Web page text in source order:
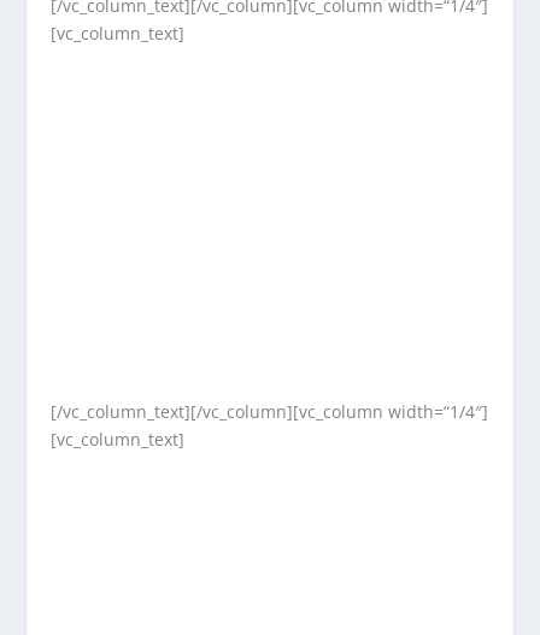
[/vc_column_text][/vc_column][vc_column width=“1/4″]
[vc_column_text]
[/vc_column_text][/vc_column][vc_column width=“1/4″]
[vc_column_text]